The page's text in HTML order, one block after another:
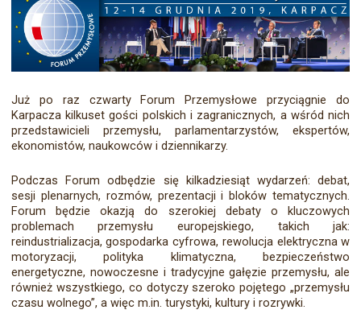
Już po raz czwarty Forum Przemysłowe przyciągnie do
Karpacza kilkuset gości polskich i zagranicznych, a wśród nich
przedstawicieli przemysłu, parlamentarzystów, ekspertów,
ekonomistów, naukowców i dziennikarzy.
Podczas Forum odbędzie się kilkadziesiąt wydarzeń: debat,
sesji plenarnych, rozmów, prezentacji i bloków tematycznych.
Forum będzie okazją do szerokiej debaty o kluczowych
problemach przemysłu europejskiego, takich jak:
reindustrializacja, gospodarka cyfrowa, rewolucja elektryczna w
motoryzacji, polityka klimatyczna, bezpieczeństwo
energetyczne, nowoczesne i tradycyjne gałęzie przemysłu, ale
również wszystkiego, co dotyczy szeroko pojętego „przemysłu
czasu wolnego”, a więc m.in. turystyki, kultury i rozrywki.